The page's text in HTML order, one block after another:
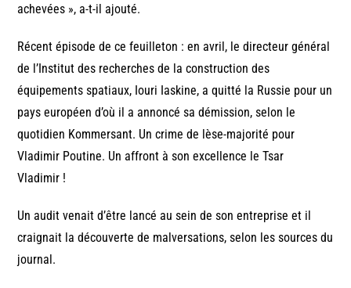
achevées », a-t-il ajouté.
Récent épisode de ce feuilleton : en avril, le directeur général
de l’Institut des recherches de la construction des
équipements spatiaux, Iouri Iaskine, a quitté la Russie pour un
pays européen d’où il a annoncé sa démission, selon le
quotidien Kommersant. Un crime de lèse-majorité pour
Vladimir Poutine. Un affront à son excellence le Tsar
Vladimir !
Un audit venait d’être lancé au sein de son entreprise et il
craignait la découverte de malversations, selon les sources du
journal.